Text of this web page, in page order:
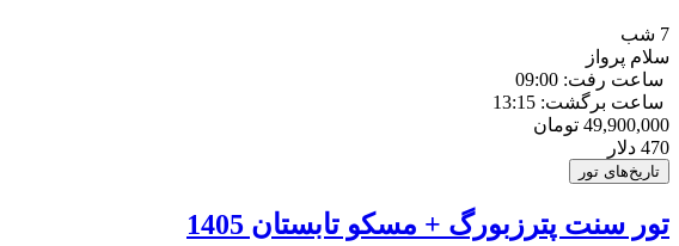
7 شب
سلام پرواز
ساعت رفت: 09:00
ساعت برگشت: 13:15
49,900,000 تومان
470 دلار
تاریخ‌های تور
تور سنت پترزبورگ + مسکو تابستان 1405